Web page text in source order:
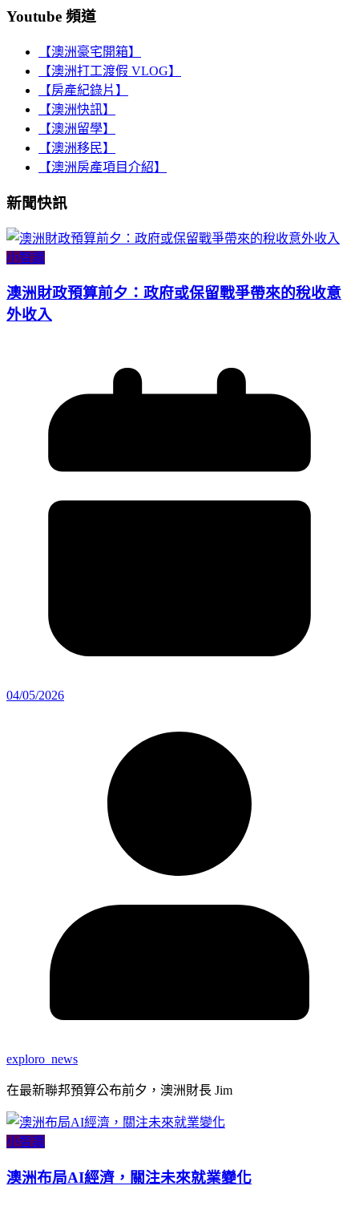
Youtube 頻道
【澳洲豪宅開箱】
【澳洲打工渡假 VLOG】
【房產紀錄片】
【澳洲快訊】
【澳洲留學】
【澳洲移民】
【澳洲房產項目介紹】
新聞快訊
小智識
澳洲財政預算前夕：政府或保留戰爭帶來的稅收意
外收入
04/05/2026
exploro_news
在最新聯邦預算公布前夕，澳洲財長 Jim
小智識
澳洲布局AI經濟，關注未來就業變化